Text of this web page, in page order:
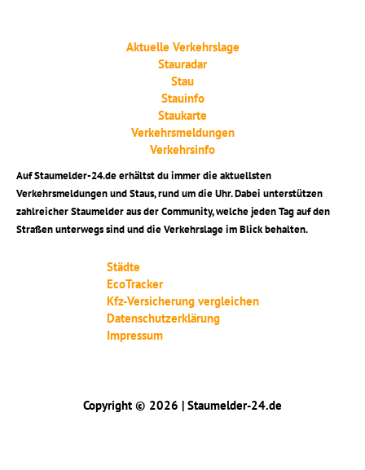
Aktuelle Verkehrslage
Stauradar
Stau
Stauinfo
Staukarte
Verkehrsmeldungen
Verkehrsinfo
Auf Staumelder-24.de erhältst du immer die aktuellsten
Verkehrsmeldungen und Staus, rund um die Uhr. Dabei unterstützen
zahlreicher Staumelder aus der Community, welche jeden Tag auf den
Straßen unterwegs sind und die Verkehrslage im Blick behalten.
Städte
EcoTracker
Kfz-Versicherung vergleichen
Datenschutzerklärung
Impressum
Copyright © 2026 | Staumelder-24.de